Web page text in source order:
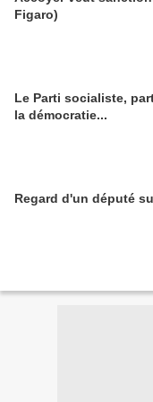
Figaro)
Le Parti socialiste,
la démocratie...
Regard d'un député